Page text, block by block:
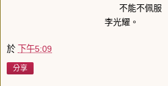
不能不佩服
李光耀。
於 下午5:09
分享